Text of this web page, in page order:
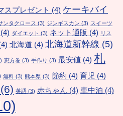
スプレゼント (4) ケーキバイ
ンタクロース (3) ジンギスカン (3) スイーツ
(4) ダイエット (3) ネット通販 (4) リス
北海道 (4) 北海道新幹線 (5)
恵方巻 (3) 手作り (3) 最安値 (4) 札
無料 (3) 熊本県 (3) 節約 (4) 育児 (4)
(6) 英語 (3) 赤ちゃん (4) 車中泊 (4)